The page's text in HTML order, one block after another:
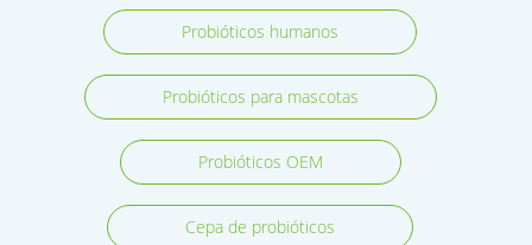
Probióticos humanos
Probióticos para mascotas
Probióticos OEM
Cepa de probióticos